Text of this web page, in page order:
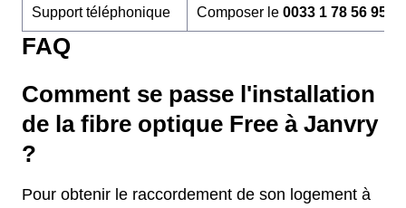
Support téléphonique Composer le 0033 1 78 56 95 60
FAQ
Comment se passe l'installation
de la fibre optique Free à Janvry
?
Pour obtenir le raccordement de son logement à